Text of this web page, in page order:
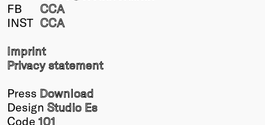
FB
CCA
INST CCA
Imprint
Privacy statement
Press Download
Design Studio Es
Code 101